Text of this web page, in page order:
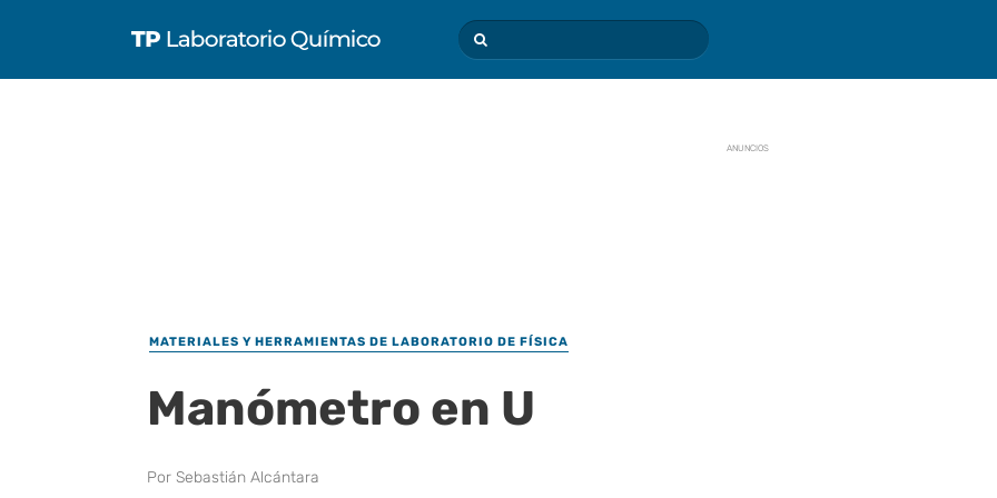
ANUNCIOS
MATERIALES Y HERRAMIENTAS DE LABORATORIO DE FÍSICA
Manómetro en U
Por Sebastián Alcántara